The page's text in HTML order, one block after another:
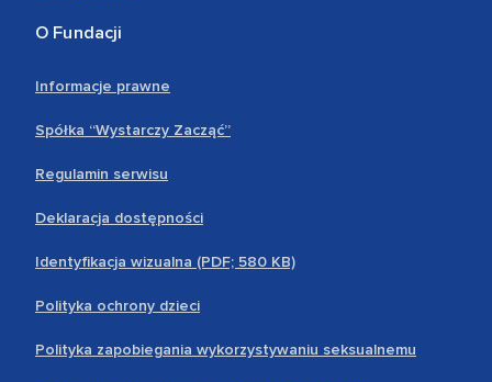
O Fundacji
Informacje prawne
Spółka “Wystarczy Zacząć”
Regulamin serwisu
Deklaracja dostępności
Identyfikacja wizualna (PDF; 580 KB)
Polityka ochrony dzieci
Polityka zapobiegania wykorzystywaniu seksualnemu